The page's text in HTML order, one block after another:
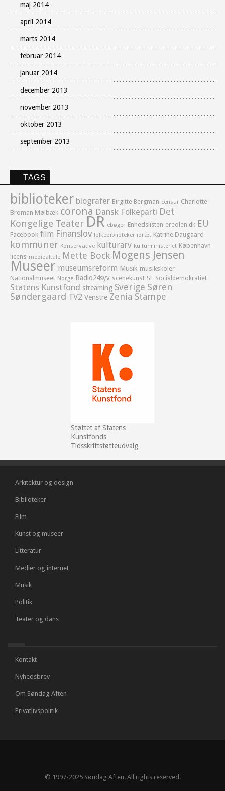
maj 2014
april 2014
marts 2014
februar 2014
januar 2014
december 2013
november 2013
oktober 2013
september 2013
TAGS
biblioteker biografer Birgitte Bergman censur Charlotte
Broman Mølbæk corona Dansk Folkeparti Det
Kongelige Teater DR ebøger Enhedslisten ereolen.dk EU
Facebook film Finanslov folkebiblioteker idræt Katrine Daugaard
kommuner Konservative kulturarv Kulturministeriet København
licens medieaftale Mette Bock Mogens Jensen
Museer museumsreform Musik musikskoler
Nationalmuseet Norge Radio24syv scenekunst SF Socialdemokratiet
Statens Kunstfond streaming Sverige Søren
Søndergaard TV2 Venstre Zenia Stampe
Støttet af Statens
Kunstfonds
Tidsskriftstøtteudvalg
Arkitektur og design
Biblioteker
Film
Kunst og museer
Litteratur
Medier og internet
Musik
Politik
Teater og dans
Kontakt
Nyhedsbrev
Om Søndag Aften
Privatlivspolitik
© 1997-2025 Søndag Aften. All rights reserved.